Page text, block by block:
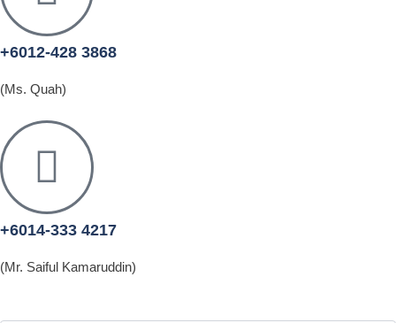
+6012-428 3868
(Ms. Quah)
+6014-333 4217
(Mr. Saiful Kamaruddin)